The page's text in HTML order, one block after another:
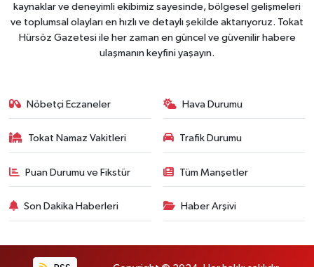
kaynaklar ve deneyimli ekibimiz sayesinde, bölgesel gelişmeleri
ve toplumsal olayları en hızlı ve detaylı şekilde aktarıyoruz. Tokat
Hürsöz Gazetesi ile her zaman en güncel ve güvenilir habere
ulaşmanın keyfini yaşayın.
Nöbetçi Eczaneler Hava Durumu
Tokat Namaz Vakitleri Trafik Durumu
Puan Durumu ve Fikstür Tüm Manşetler
Son Dakika Haberleri Haber Arşivi